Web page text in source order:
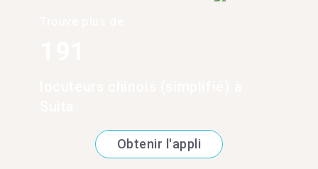
Obtenir l'appli